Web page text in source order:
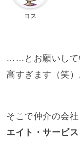
ヨス
……とお願いして
高すぎます（笑）
そこで仲介の会
エイト・サービス